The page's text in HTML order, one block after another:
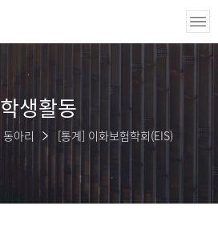
학생활동
동아리 [통계] 이화보험학회(EIS)